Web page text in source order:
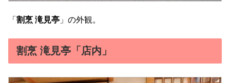
「 割烹 滝見亭 」の外観。
割烹 滝見亭「店内」